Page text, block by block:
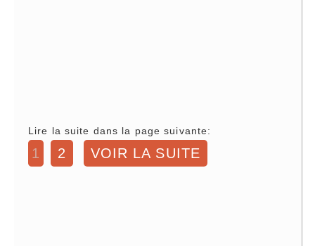
Lire la suite dans la page suivante:
1 2 VOIR LA SUITE